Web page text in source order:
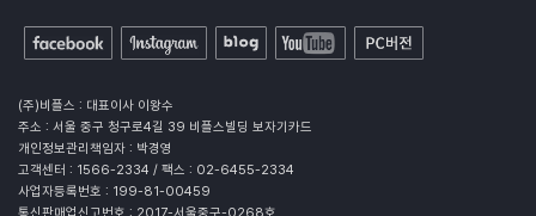
(주)비플스 : 대표이사 이왕수
주소 : 서울 중구 청구로4길 39 비플스빌딩 보자기카드
개인정보관리책임자 : 박경영
고객센터 : 1566-2334 / 팩스 : 02-6455-2334
사업자등록번호 : 199-81-00459